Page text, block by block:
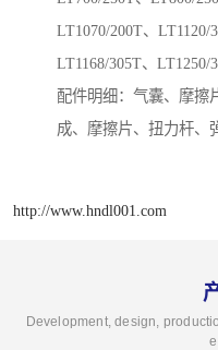
LT1070/200T、LT1120/
LT1168/305T、LT1250/
配件明细：气囊、摩擦
成、摩擦片、扭力杆、
http://www.hndl001.com
Development, design,